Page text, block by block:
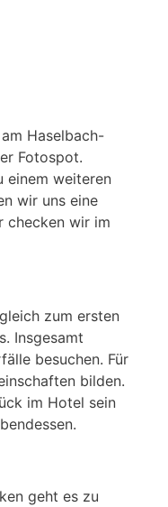
Haselbach-
Fotospot.
einem weiteren
wir uns eine
checken wir im
zum ersten
Insgesamt
besuchen. Für
bilden.
im Hotel sein
geht es zu